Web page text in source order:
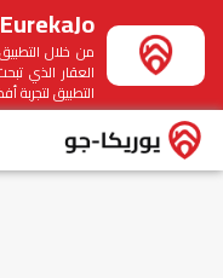
EurekaJo
من خلال
العقار الذي
التطبيق